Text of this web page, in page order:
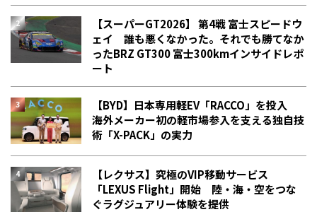
【スーパーGT2026】 第4戦 富士スピードウ
ェイ 誰も悪くなかった。それでも勝てなか
った――BRZ GT300 富士300kmインサイドレポ
ート
【BYD】日本専用軽EV「RACCO」を投入
海外メーカー初の軽市場参入を支える独自技
術「X-PACK」の実力
【レクサス】究極のVIP移動サービス
「LEXUS Flight」開始 陸・海・空をつな
ぐラグジュアリー体験を提供